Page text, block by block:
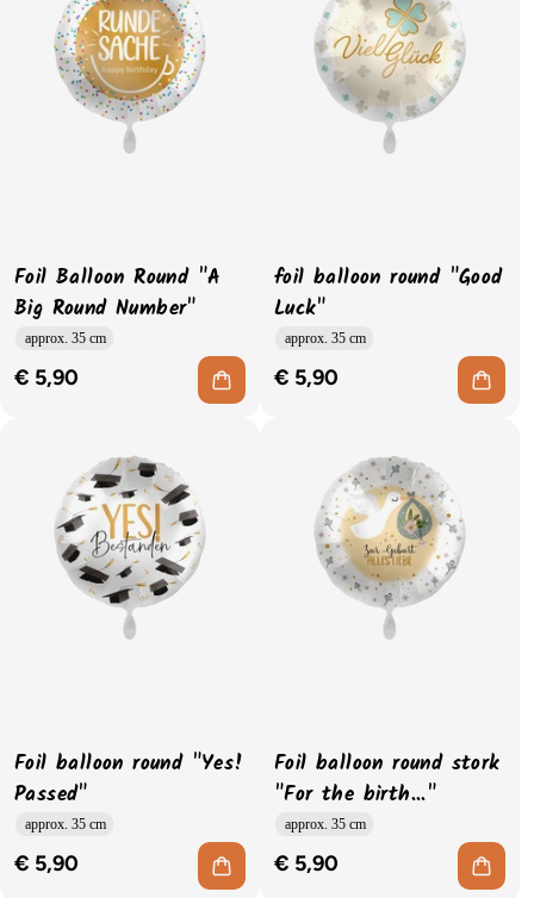
Foil Balloon Round "A
Big Round Number"
approx. 35 cm
€ 5,90
foil balloon round "Good
Luck"
approx. 35 cm
€ 5,90
Foil balloon round "Yes!
Passed"
approx. 35 cm
€ 5,90
Foil balloon round stork
"For the birth..."
approx. 35 cm
€ 5,90